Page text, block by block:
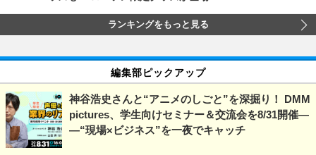
ランキングをもっと見る
編集部ピックアップ
神谷浩史さんと“アニメのしごと”を深掘り！ DMM
pictures、学生向けセミナー＆交流会を8/31開催―
―“現場×ビジネス”を一夜でキャッチ